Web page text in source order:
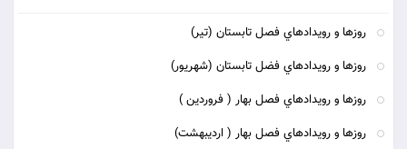
روزها و رويدادهاي فصل تابستان (تير)
روزها و رويدادهاي فضل تابستان (شهريور)
روزها و رويدادهاي فصل بهار ( فروردين )
روزها و رويدادهاي فصل بهار ( ارديبهشت)